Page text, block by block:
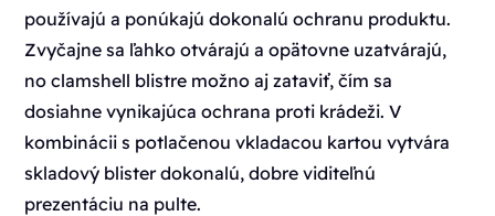
používajú a ponúkajú dokonalú ochranu produktu.
Zvyčajne sa ľahko otvárajú a opätovne uzatvárajú,
no clamshell blistre možno aj zataviť, čím sa
dosiahne vynikajúca ochrana proti krádeži. V
kombinácii s potlačenou vkladacou kartou vytvára
skladový blister dokonalú, dobre viditeľnú
prezentáciu na pulte.